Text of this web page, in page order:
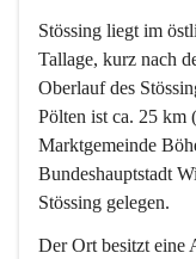
Stössing liegt im
Tallage, kurz nach
Oberlauf des
Pölten ist ca. 25 km
Marktgemeinde
Bundeshauptstadt
Stössing gelegen.
Der Ort besitzt eine